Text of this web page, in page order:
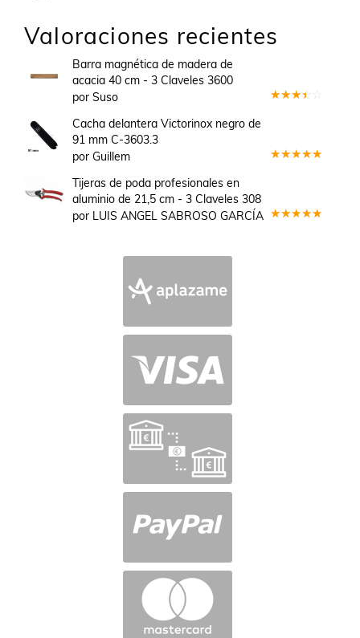
Valoraciones recientes
Barra magnética de madera de
acacia 40 cm - 3 Claveles 3600
por Suso
Cacha delantera Victorinox negro de
91 mm C-3603.3
por Guillem
Tijeras de poda profesionales en
aluminio de 21,5 cm - 3 Claveles 308
por LUIS ANGEL SABROSO GARCÍA